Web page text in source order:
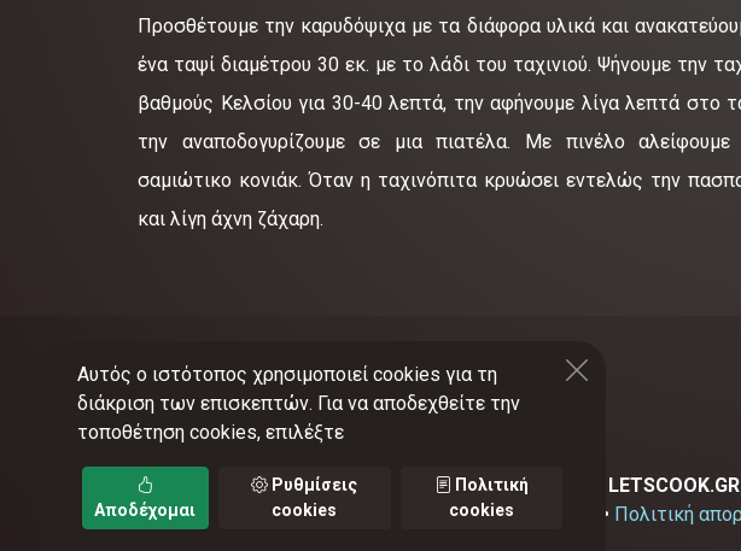
Προσθέτουμε την καρυδόψιχα με τα διάφορα υλικά και
ένα ταψί διαμέτρου 30 εκ. με το λάδι του ταχινιού. Ψήνουμε την
βαθμούς Κελσίου για 30-40 λεπτά, την αφήνουμε λίγα λεπτά στο
την αναποδογυρίζουμε σε μια πιατέλα. Με πινέλο
σαμιώτικο κονιάκ. Όταν η ταχινόπιτα κρυώσει εντελώς την
και λίγη άχνη ζάχαρη.
©2012-2026 LETSCOOK.GR
Όροι χρήσης
• Πολιτική
Αυτός ο ιστότοπος χρησιμοποιεί cookies για τη
διάκριση των επισκεπτών. Για να αποδεχθείτε την
τοποθέτηση cookies, επιλέξτε
Αποδέχομαι
Ρυθμίσεις
cookies
Πολιτική
cookies